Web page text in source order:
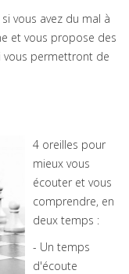
vous avez du mal à
et vous propose des
vous permettront de
4 oreilles pour
mieux vous
écouter et vous
comprendre, en
deux temps :
- Un temps
d'écoute